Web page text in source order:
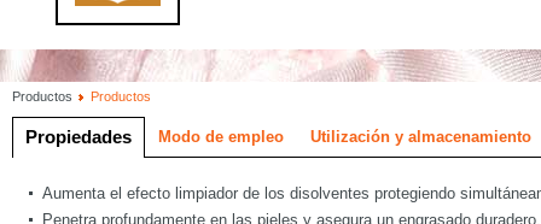
Productos Productos
Propiedades Modo de empleo Utilización y almacenamiento
Aumenta el efecto limpiador de los disolventes protegiendo
Penetra profundamente en las pieles y asegura un engrasado